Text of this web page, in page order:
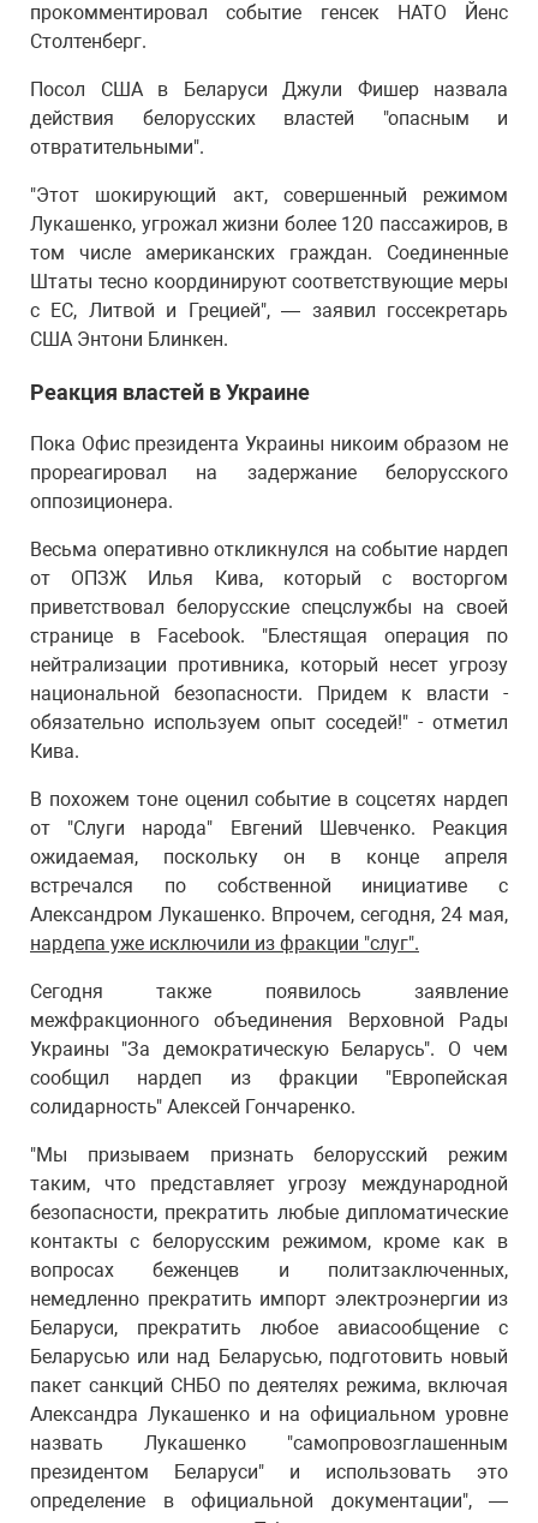
прокомментировал событие генсек НАТО Йенс
Столтенберг.
Посол США в Беларуси Джули Фишер назвала
действия белорусских властей "опасным и
отвратительными".
"Этот шокирующий акт, совершенный режимом
Лукашенко, угрожал жизни более 120 пассажиров, в
том числе американских граждан. Соединенные
Штаты тесно координируют соответствующие меры
с ЕС, Литвой и Грецией", — заявил госсекретарь
США Энтони Блинкен.
Реакция властей в Украине
Пока Офис президента Украины никоим образом не
прореагировал на задержание белорусского
оппозиционера.
Весьма оперативно откликнулся на событие нардеп
от ОПЗЖ Илья Кива, который с восторгом
приветствовал белорусские спецслужбы на своей
странице в Facebook. "Блестящая операция по
нейтрализации противника, который несет угрозу
национальной безопасности. Придем к власти -
обязательно используем опыт соседей!" - отметил
Кива.
В похожем тоне оценил событие в соцсетях нардеп
от "Слуги народа" Евгений Шевченко. Реакция
ожидаемая, поскольку он в конце апреля
встречался по собственной инициативе с
Александром Лукашенко. Впрочем, сегодня, 24 мая,
нардепа уже исключили из фракции "слуг".
Сегодня также появилось заявление
межфракционного объединения Верховной Рады
Украины "За демократическую Беларусь". О чем
сообщил нардеп из фракции "Европейская
солидарность" Алексей Гончаренко.
"Мы призываем признать белорусский режим
таким, что представляет угрозу международной
безопасности, прекратить любые дипломатические
контакты с белорусским режимом, кроме как в
вопросах беженцев и политзаключенных,
немедленно прекратить импорт электроэнергии из
Беларуси, прекратить любое авиасообщение с
Беларусью или над Беларусью, подготовить новый
пакет санкций СНБО по деятелях режима, включая
Александра Лукашенко и на официальном уровне
назвать Лукашенко "самопровозглашенным
президентом Беларуси" и использовать это
определение в официальной документации", —